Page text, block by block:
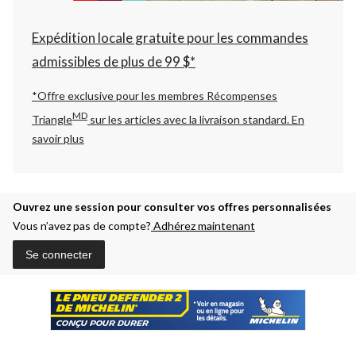
changer
Expédition locale gratuite pour les commandes
admissibles de plus de 99 $*
*Offre exclusive pour les membres Récompenses
TriangleMD sur les articles avec la livraison standard.En
savoir plus
Ouvrez une session pour consulter vos offres personnalisées
Vous n’avez pas de compte? Adhérez maintenant
Se connecter